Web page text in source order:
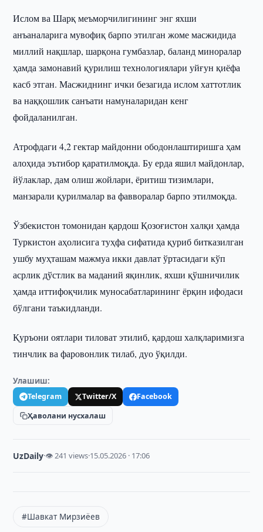
Ислом ва Шарқ меъморчилигининг энг яхши
анъаналарига мувофиқ барпо этилган жоме масжидида
миллий нақшлар, шарқона гумбазлар, баланд миноралар
ҳамда замонавий қурилиш технологиялари уйғун қиёфа
касб этган. Масжиднинг ички безагида ислом хаттотлик
ва наққошлик санъати намуналаридан кенг
фойдаланилган.
Атрофдаги 4,2 гектар майдонни ободонлаштиришга ҳам
алоҳида эътибор қаратилмоқда. Бу ерда яшил майдонлар,
йўлаклар, дам олиш жойлари, ёритиш тизимлари,
манзарали қурилмалар ва фавворалар барпо этилмоқда.
Ўзбекистон томонидан қардош Қозоғистон халқи ҳамда
Туркистон аҳолисига туҳфа сифатида қуриб битказилган
ушбу муҳташам мажмуа икки давлат ўртасидаги кўп
асрлик дўстлик ва маданий яқинлик, яхши қўшничилик
ҳамда иттифоқчилик муносабатларининг ёрқин ифодаси
бўлгани таъкидланди.
Қуръони оятлари тиловат этилиб, қардош халқларимизга
тинчлик ва фаровонлик тилаб, дуо ўқилди.
Улашиш:
Telegram Twitter/X
Facebook
Ҳаволани нусхалаш
UzDaily·👁 241 views·15.05.2026 · 17:06
#Шавкат Мирзиёев